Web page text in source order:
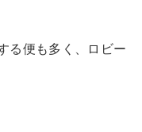
る便も多く、ロビー